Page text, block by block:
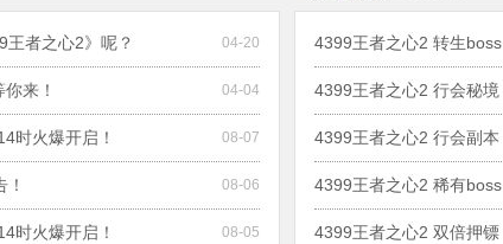
04-20
王者之心2》呢？
04-04
来！
08-07
时火爆开启！
08-06
08-05
时火爆开启！
4399王者之心2 转生boss
4399王者之心2 行会秘境
4399王者之心2 行会副本
4399王者之心2 稀有boss
4399王者之心2 双倍押镖